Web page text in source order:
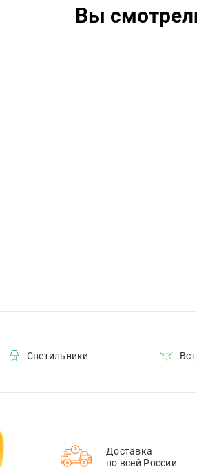
Вы
Светильники
Доставка
по всей России